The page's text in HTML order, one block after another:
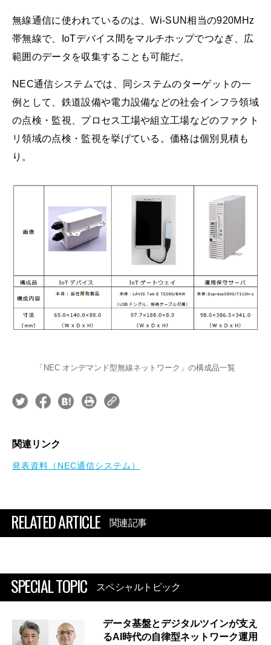
無線通信に使われているのは、Wi-SUN相当の920MHz
帯無線で、IoTデバイス間をマルチホップでつなぎ、広
範囲のデータを収集することも可能だ。
NEC通信システムでは、同システムのターゲットの一
例として、鉄道設備や電力設備などの社会インフラ領域
の点検・監視、プロセス工場や組立工場などのファクト
リ領域の点検・監視を挙げている。価格は個別見積も
り。
「NEC オンデマンド型無線ネットワーク」の構成品一覧
関連リンク
発表資料（NEC通信システム）
RELATED ARTICLE 関連記事
SPECIAL TOPIC スペシャルトピック
データ基盤とデジタルツインが支え
るAI時代の自律型ネットワーク運用